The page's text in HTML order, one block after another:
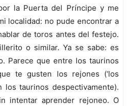
la Puerta del Príncipe y me
localidad: no pude encontrar a
de toros antes del festejo.
o similar. Ya se sabe: es
Parece que entre los taurinos
te gusten los rejones (‘los
los taurinos despectivamente).
intentar aprender rejoneo. O